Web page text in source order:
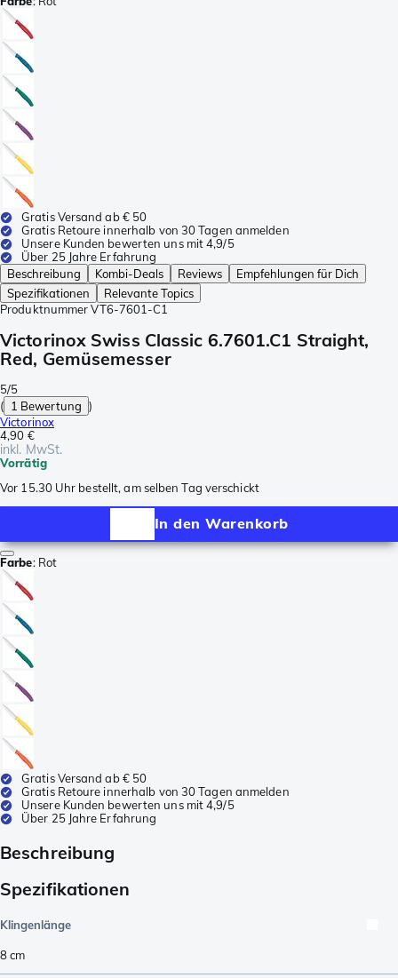
Gratis Versand ab € 50
Gratis Retoure innerhalb von 30 Tagen anmelden
Unsere Kunden bewerten uns mit 4,9/5
Über 25 Jahre Erfahrung
Beschreibung
Kombi-Deals Reviews
Empfehlungen für Dich
Spezifikationen
Relevante Topics
Produktnummer VT6-7601-C1
Victorinox Swiss Classic 6.7601.C1 Straight,
Red, Gemüsemesser
5/5
( 1 Bewertung )
Victorinox
4,90 €
inkl. MwSt.
Vorrätig
Vor 15.30 Uhr bestellt, am selben Tag verschickt
In den Warenkorb
Farbe: Rot
Gratis Versand ab € 50
Gratis Retoure innerhalb von 30 Tagen anmelden
Unsere Kunden bewerten uns mit 4,9/5
Über 25 Jahre Erfahrung
Beschreibung
Spezifikationen
Klingenlänge
8cm